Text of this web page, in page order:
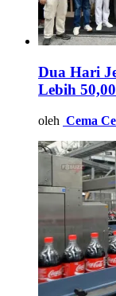
Dua Hari
Lebih
oleh Cema